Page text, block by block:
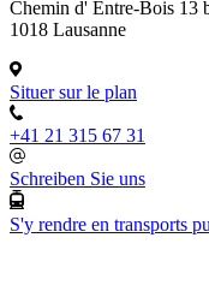
Chemin d' Entre-Bois 13
1018 Lausanne
Situer sur le plan
+41 21 315 67 31
Schreiben Sie uns
S'y rendre en transports